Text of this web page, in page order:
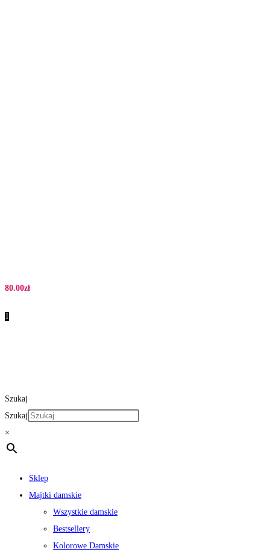
80.00zł
1
Szukaj
Szukaj
×
Sklep
Majtki damskie
Wszystkie damskie
Bestsellery
Kolorowe Damskie